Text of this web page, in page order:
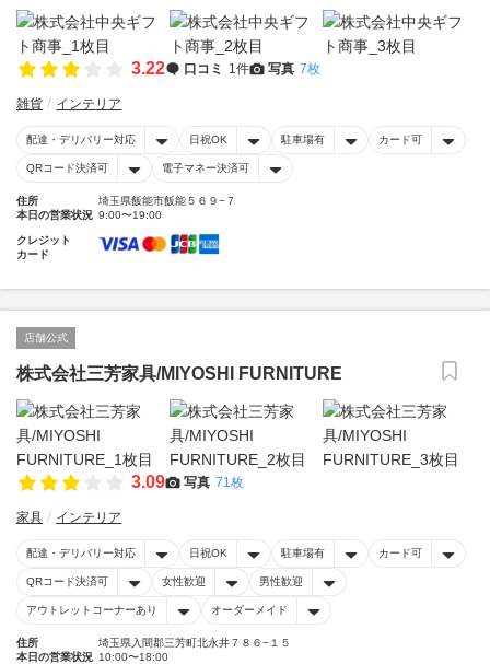
3.22 口コミ 1件 写真 7枚
雑貨 インテリア
配達・デリバリー対応 日祝OK 駐車場有 カード可
QRコード決済可 電子マネー決済可
住所
埼玉県飯能市飯能５６９−７
本日の営業状況 9:00〜19:00
クレジット
カード
店舗公式
株式会社三芳家具/MIYOSHI FURNITURE
3.09 写真 71枚
家具 インテリア
配達・デリバリー対応 日祝OK 駐車場有 カード可
QRコード決済可 女性歓迎 男性歓迎
アウトレットコーナーあり オーダーメイド
住所
埼玉県入間郡三芳町北永井７８６−１５
本日の営業状況 10:00〜18:00